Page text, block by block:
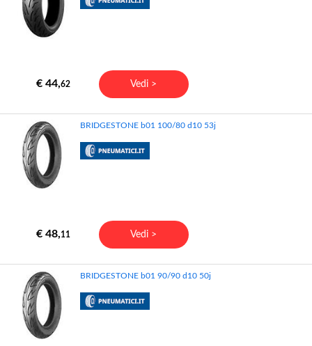
€ 44,62 Vedi >
BRIDGESTONE b01 100/80 d10 53j
€ 48,11 Vedi >
BRIDGESTONE b01 90/90 d10 50j